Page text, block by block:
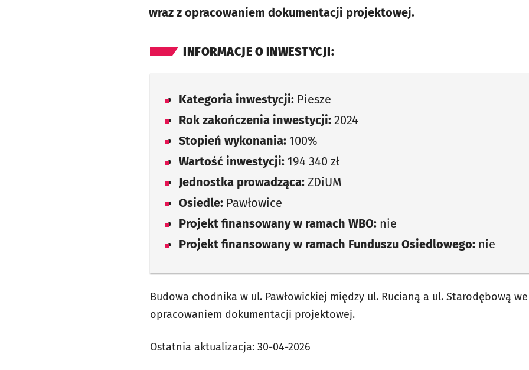
wraz z opracowaniem dokumentacji projektowej.
INFORMACJE O INWESTYCJI:
Kategoria inwestycji: Piesze
Rok zakończenia inwestycji: 2024
Stopień wykonania: 100%
Wartość inwestycji: 194 340 zł
Jednostka prowadząca: ZDiUM
Osiedle: Pawłowice
Projekt finansowany w ramach WBO: nie
Projekt finansowany w ramach Funduszu Osiedlowego: nie
Budowa chodnika w ul. Pawłowickiej między ul. Rucianą a ul. Starodębową we
opracowaniem dokumentacji projektowej.
Ostatnia aktualizacja: 30-04-2026